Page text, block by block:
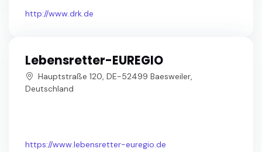
http://www.drk.de
Lebensretter-EUREGIO
Hauptstraße 120, DE-52499 Baesweiler,
Deutschland
https://www.lebensretter-euregio.de